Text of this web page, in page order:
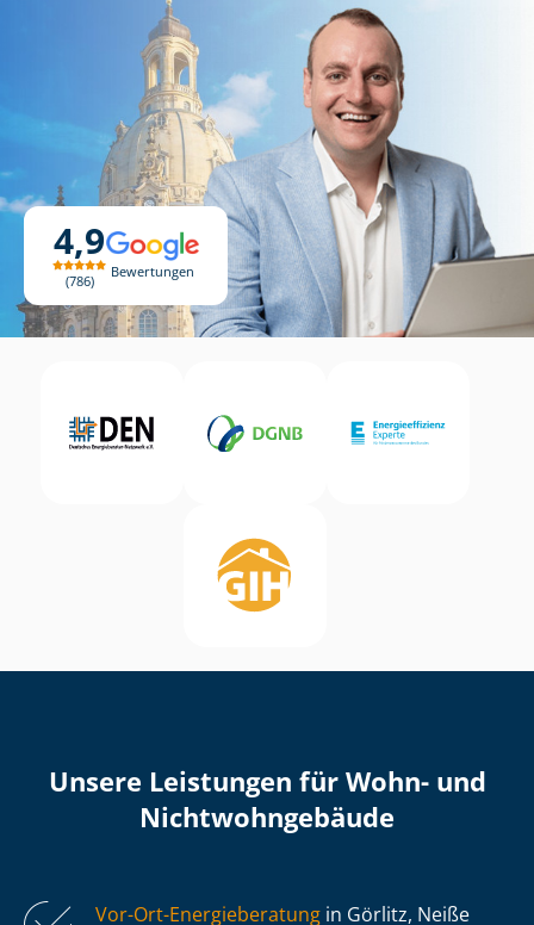
4,9
786
Bewertungen
Unsere Leistungen für Wohn- und
Nicht­wohn­ge­bäu­de
Vor-Ort-Energieberatung in Görlitz, Neiße